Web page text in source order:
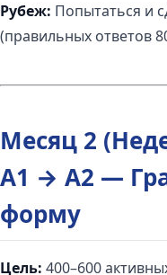
Рубеж: Попытаться и
(правильных ответов
Месяц 2
A1 → A2 —
форму
Цель: 400–600